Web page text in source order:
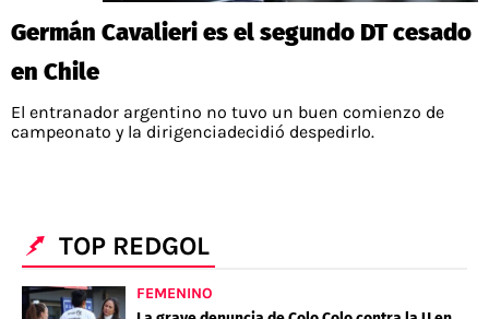
Germán Cavalieri es el segundo DT cesado
en Chile
El entranador argentino no tuvo un buen comienzo de
campeonato y la dirigenciadecidió despedirlo.
TOP REDGOL
FEMENINO